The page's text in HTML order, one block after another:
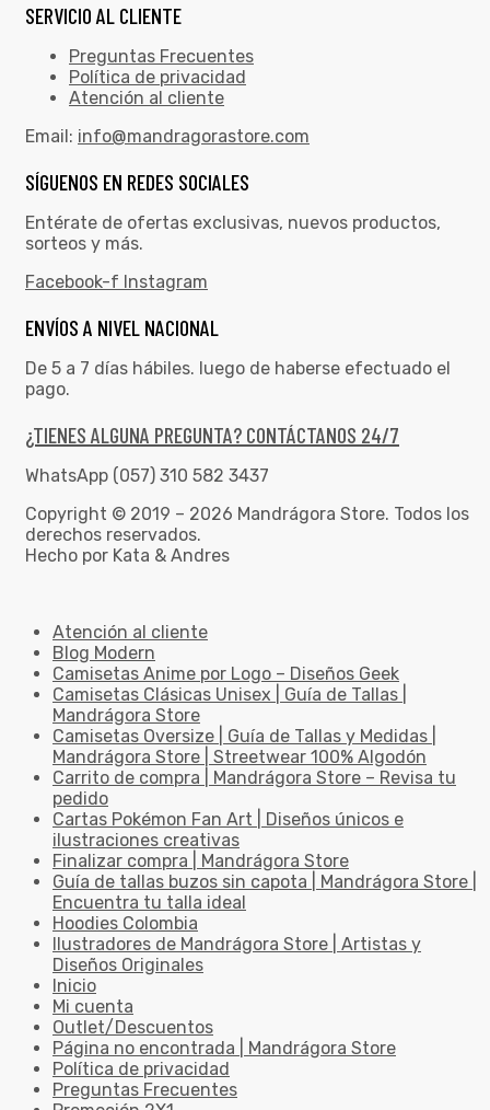
SERVICIO AL CLIENTE
Preguntas Frecuentes
Política de privacidad
Atención al cliente
Email: info@mandragorastore.com
SÍGUENOS EN REDES SOCIALES
Entérate de ofertas exclusivas, nuevos productos,
sorteos y más.
Facebook-f Instagram
ENVÍOS A NIVEL NACIONAL
De 5 a 7 días hábiles. luego de haberse efectuado el
pago.
¿TIENES ALGUNA PREGUNTA? CONTÁCTANOS 24/7
WhatsApp (057) 310 582 3437
Copyright © 2019 – 2026 Mandrágora Store. Todos los
derechos reservados.
Hecho por Kata & Andres
Atención al cliente
Blog Modern
Camisetas Anime por Logo – Diseños Geek
Camisetas Clásicas Unisex | Guía de Tallas |
Mandrágora Store
Camisetas Oversize | Guía de Tallas y Medidas |
Mandrágora Store | Streetwear 100% Algodón
Carrito de compra | Mandrágora Store – Revisa tu
pedido
Cartas Pokémon Fan Art | Diseños únicos e
ilustraciones creativas
Finalizar compra | Mandrágora Store
Guía de tallas buzos sin capota | Mandrágora Store |
Encuentra tu talla ideal
Hoodies Colombia
Ilustradores de Mandrágora Store | Artistas y
Diseños Originales
Inicio
Mi cuenta
Outlet/Descuentos
Página no encontrada | Mandrágora Store
Política de privacidad
Preguntas Frecuentes